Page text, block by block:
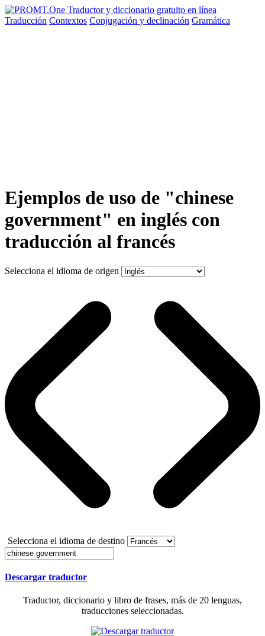
Traducción Contextos Conjugación y declinación Gramática
Ejemplos de uso de "chinese
government" en inglés con
traducción al francés
Selecciona el idioma de origen
Selecciona el idioma de destino
Descargar traductor
Traductor, diccionario y libro de frases, más de 20 lenguas,
traducciones seleccionadas.